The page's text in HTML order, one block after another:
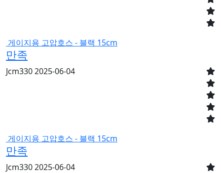
게이지용 고압호스 - 블랙 15cm
만족
Jcm3302025-06-04
게이지용 고압호스 - 블랙 15cm
만족
Jcm3302025-06-04